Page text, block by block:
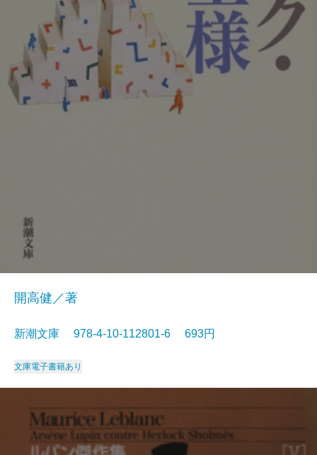
開高健／著
新潮文庫 978-4-10-112801-6 693円
文庫電子書籍あり